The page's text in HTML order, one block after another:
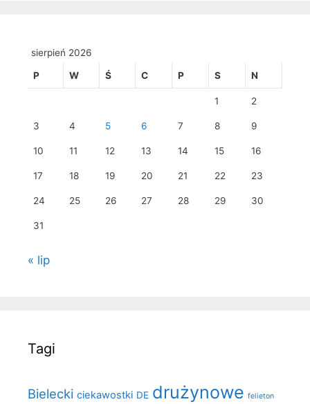
sierpień 2026
P W Ś C P S N
1 2
3 4 5 6 7 8 9
10 11 12 13 14 15 16
17 18 19 20 21 22 23
24 25 26 27 28 29 30
31
« lip
Tagi
Bielecki ciekawostki DE drużynowe felieton